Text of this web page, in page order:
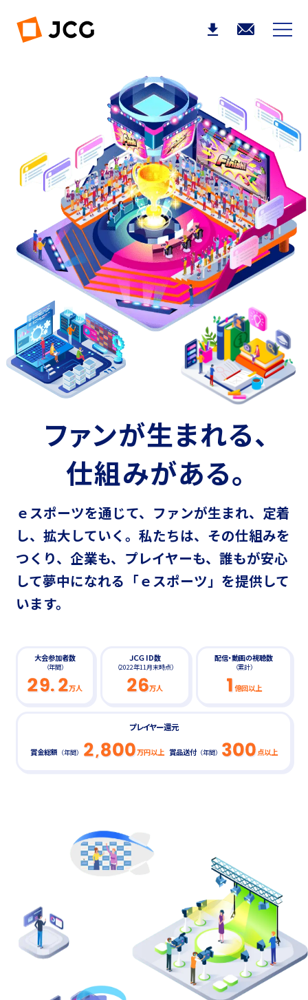
ファンが生まれる、
仕組みがある。
ｅスポーツを通じて、ファンが生まれ、定着
し、拡大していく。 私たちは、その仕組みを
つくり、企業も、プレイヤーも、 誰もが安心
して夢中になれる「ｅスポーツ」を提供して
います。
大会参加者数
（年間）
万人
ＪＣＧ ID数
（2022年11月末時点）
万人
配信・動画の視聴数
（累計）
億回以上
プレイヤー還元
賞金総額 （年間） 万円以上 賞品送付（年間） 点以上